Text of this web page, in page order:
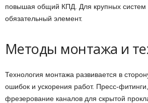
повышая общий КПД. Для крупных
обязательный элемент.
Методы монтажа и
Технология монтажа развивается в
ошибок и ускорения работ. Пресс-
фрезерование каналов для скрытой